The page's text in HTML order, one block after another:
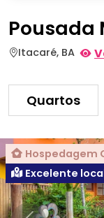
Pousada
Itacaré, BA
Quartos
Hospedagem
Excelente